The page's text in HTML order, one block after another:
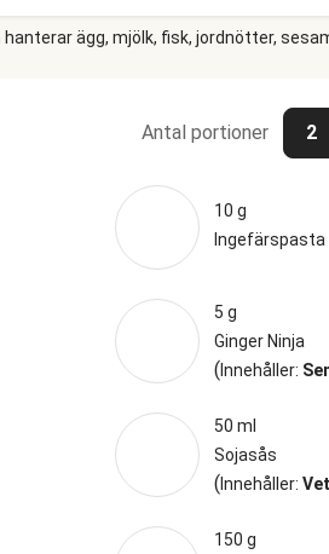
ägg, mjölk, fisk, jordnötter,
Antal portioner 2
10 g
Ingefärspasta
5 g
Ginger Ninja
(Innehåller:
50 ml
Sojasås
(Innehåller:
150 g